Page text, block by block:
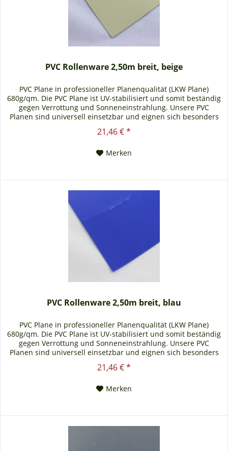
PVC Rollenware 2,50m breit, beige
PVC Plane in professioneller Planenqualität (LKW Plane)
680g/qm. Die PVC Plane ist UV-stabilisiert und somit beständig
gegen Verrottung und Sonneneinstrahlung. Unsere PVC
Planen sind universell einsetzbar und eignen sich besonders
als Carportplane, Balkonabtrennung, Abdeckplane für
Brennholz, Sandkastenabdeckung oder für Ihren Anhänger.
21,46 € *
Merken
PVC Rollenware 2,50m breit, blau
PVC Plane in professioneller Planenqualität (LKW Plane)
680g/qm. Die PVC Plane ist UV-stabilisiert und somit beständig
gegen Verrottung und Sonneneinstrahlung. Unsere PVC
Planen sind universell einsetzbar und eignen sich besonders
als Carportplane, Balkonabtrennung, Abdeckplane für
Brennholz, Sandkastenabdeckung oder für Ihren Anhänger.
21,46 € *
Merken